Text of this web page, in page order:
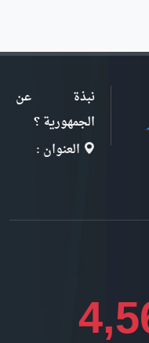
نبذة عن
الجمهورية ؟
العنوان :